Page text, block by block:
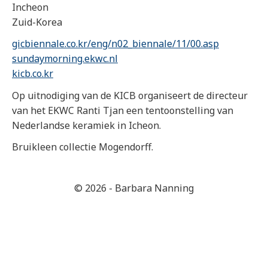
Incheon
Zuid-Korea
gicbiennale.co.kr/eng/n02_biennale/11/00.asp
sundaymorning.ekwc.nl
kicb.co.kr
Op uitnodiging van de KICB organiseert de directeur
van het EKWC Ranti Tjan een tentoonstelling van
Nederlandse keramiek in Icheon.
Bruikleen collectie Mogendorff.
© 2026 - Barbara Nanning